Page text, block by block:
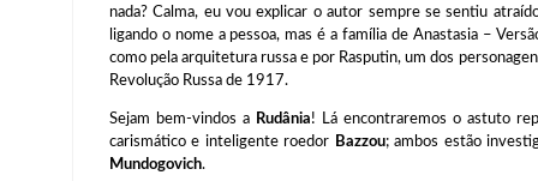
nada? Calma, eu vou explicar o autor sempre se sentiu
ligando o nome a pessoa, mas é a família de Anastasia –
como pela arquitetura russa e por Rasputin, um dos
Revolução Russa de 1917.
Sejam bem-vindos a Rudânia! Lá encontraremos o astuto
carismático e inteligente roedor Bazzou; ambos estão
Mundogovich.